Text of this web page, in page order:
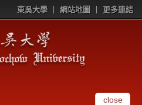
東吳大學 網站地圖 更多連結
close